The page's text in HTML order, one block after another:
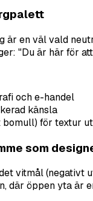
är en väl vald
"Du är här för
och e-handel
känsla
för textur
som
vitmål (negativt
där öppen yta